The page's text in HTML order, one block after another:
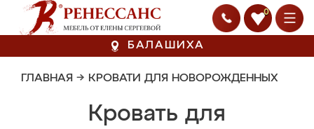
0
БАЛАШИХА
ГЛАВНАЯ → КРОВАТИ ДЛЯ НОВОРОЖДЕННЫХ
Кровать для